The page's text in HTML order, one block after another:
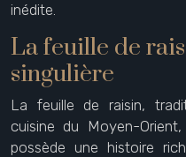
inédite.
La feuille de
singulière
La feuille de raisin,
cuisine du Moyen-
possède une histoire